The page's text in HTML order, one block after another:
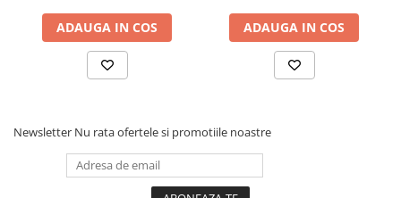
Fond de janta
Sei si tija sa bicicleta
Tija sa bicicleta
Huse sa
Angrenaje bicicleta
Foi angrenaj
ADAUGA IN COS ADAUGA IN COS
Newsletter Nu rata ofertele si promotiile noastre